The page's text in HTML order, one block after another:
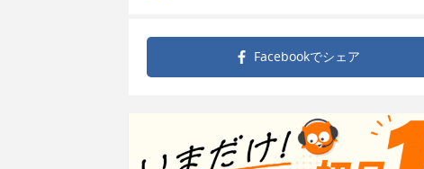
Facebookでシェア